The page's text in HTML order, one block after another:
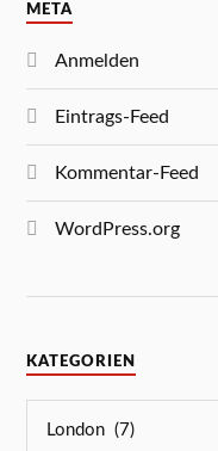
META
Anmelden
Eintrags-Feed
Kommentar-Feed
WordPress.org
KATEGORIEN